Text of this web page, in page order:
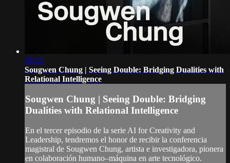
58:22
Sougwen Chung | Seeing Double: Bridging Dualities with
Relational Intelligence
Sougwen Chung | Seeing Double: Bridging
Dualities with Relational Intelligence
En el tercer episodio de la serie AI for Creativity and
Leadership, tendremos el honor de recibir la conferencia
magistral de Sougwen Chung, artista e investigadora, pionera
en colaboración humano–máquina en arte tecnológico.